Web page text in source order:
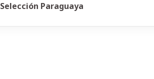
Selección Paraguaya